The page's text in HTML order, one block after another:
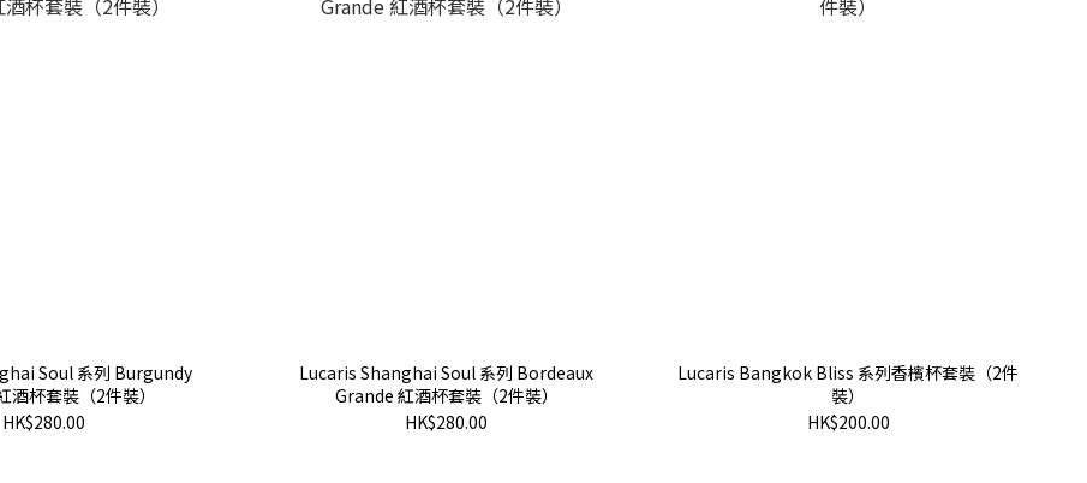
Soul 系列 Burgundy
酒杯套裝（2件裝）
HK$280.00
Lucaris Shanghai Soul 系列 Bordeaux
Grande 紅酒杯套裝（2件裝）
HK$280.00
Lucaris Bangkok Bliss 系列香檳杯套裝（2件
裝）
HK$200.00